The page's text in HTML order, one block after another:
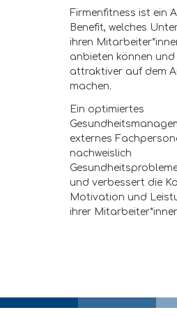
Firmenfitness ist ein
Benefit, welches
ihren
anbieten können
attraktiver auf dem
machen.
Ein optimiertes
externes
nachweislich
und verbessert die
Motivation und
ihrer